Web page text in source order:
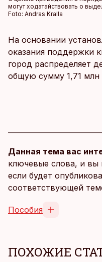
могут ходатайствовать о
Foto: Andras Kralla
На основании
оказания поддержки
город распределяет
общую сумму 1,71 млн
Данная тема вас
ключевые слова, и вы
если будет
соответствующей
Пособия
ПОХОЖИЕ